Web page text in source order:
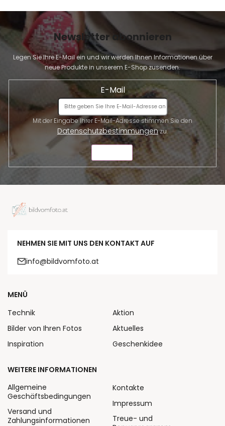
e
Newsletter abonnieren
Legen Sie Ihre E-Mail ein und wir werden Ihnen Informationen über
neue Produkte in unserem E-Shop zusenden.
E-Mail
Datenschutzbestimmungenzu.
NEHMEN SIE MIT UNS DEN KONTAKT AUF
info@bildvomfoto.at
MENÜ
Technik
Bilder von Ihren Fotos
Inspiration
Aktion
Aktuelles
Geschenkidee
WEITERE INFORMATIONEN
Allgemeine
Geschäftsbedingungen
Versand und
Zahlungsinformationen
Kontakte
Impressum
Treue- und